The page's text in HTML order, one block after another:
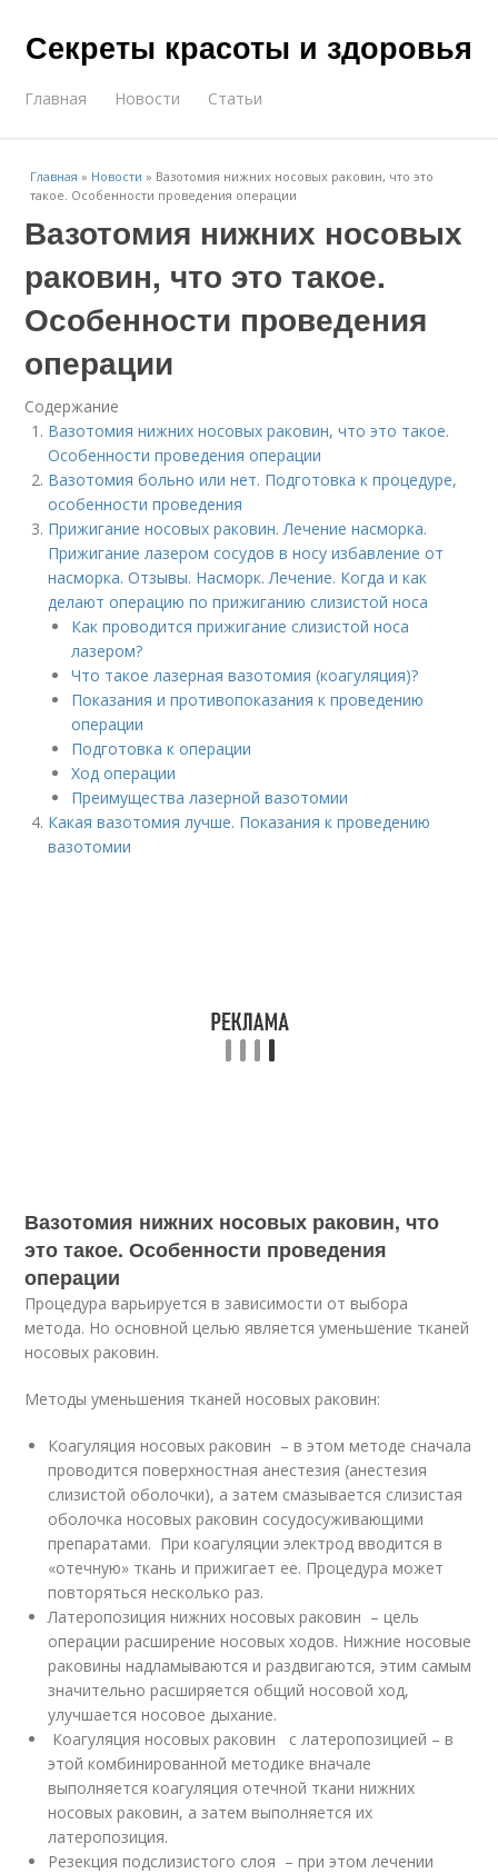
Секреты красоты и здоровья
Главная Новости Статьи
Главная » Новости » Вазотомия нижних носовых раковин, что это
такое. Особенности проведения операции
Вазотомия нижних носовых
раковин, что это такое.
Особенности проведения
операции
Содержание
Вазотомия нижних носовых раковин, что это такое.
Особенности проведения операции
Вазотомия больно или нет. Подготовка к процедуре,
особенности проведения
Прижигание носовых раковин. Лечение насморка.
Прижигание лазером сосудов в носу избавление от
насморка. Отзывы. Насморк. Лечение. Когда и как
делают операцию по прижиганию слизистой носа
Как проводится прижигание слизистой носа
лазером?
Что такое лазерная вазотомия (коагуляция)?
Показания и противопоказания к проведению
операции
Подготовка к операции
Ход операции
Преимущества лазерной вазотомии
Какая вазотомия лучше. Показания к проведению
вазотомии
Вазотомия нижних носовых раковин, что
это такое. Особенности проведения
операции
Процедура варьируется в зависимости от выбора
метода. Но основной целью является уменьшение тканей
носовых раковин.
Методы уменьшения тканей носовых раковин:
Коагуляция носовых раковин – в этом методе сначала
проводится поверхностная анестезия (анестезия
слизистой оболочки), а затем смазывается слизистая
оболочка носовых раковин сосудосуживающими
препаратами. При коагуляции электрод вводится в
«отечную» ткань и прижигает ее. Процедура может
повторяться несколько раз.
Латеропозиция нижних носовых раковин – цель
операции расширение носовых ходов. Нижние носовые
раковины надламываются и раздвигаются, этим самым
значительно расширяется общий носовой ход,
улучшается носовое дыхание.
Коагуляция носовых раковин с латеропозицией – в
этой комбинированной методике вначале
выполняется коагуляция отечной ткани нижних
носовых раковин, а затем выполняется их
латеропозиция.
Резекция подслизистого слоя – при этом лечении